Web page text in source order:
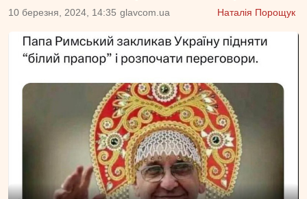
10 березня, 2024, 14:35 glavcom.ua Наталія Порощук